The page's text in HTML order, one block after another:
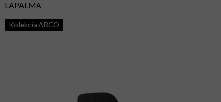
LAPALMA
Kolekcia ARCO